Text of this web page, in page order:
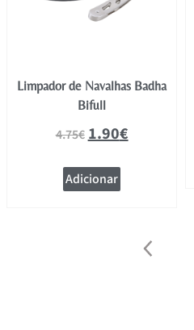
Limpador de Navalhas Badha
Bifull
4.75€1.90€
Adicionar